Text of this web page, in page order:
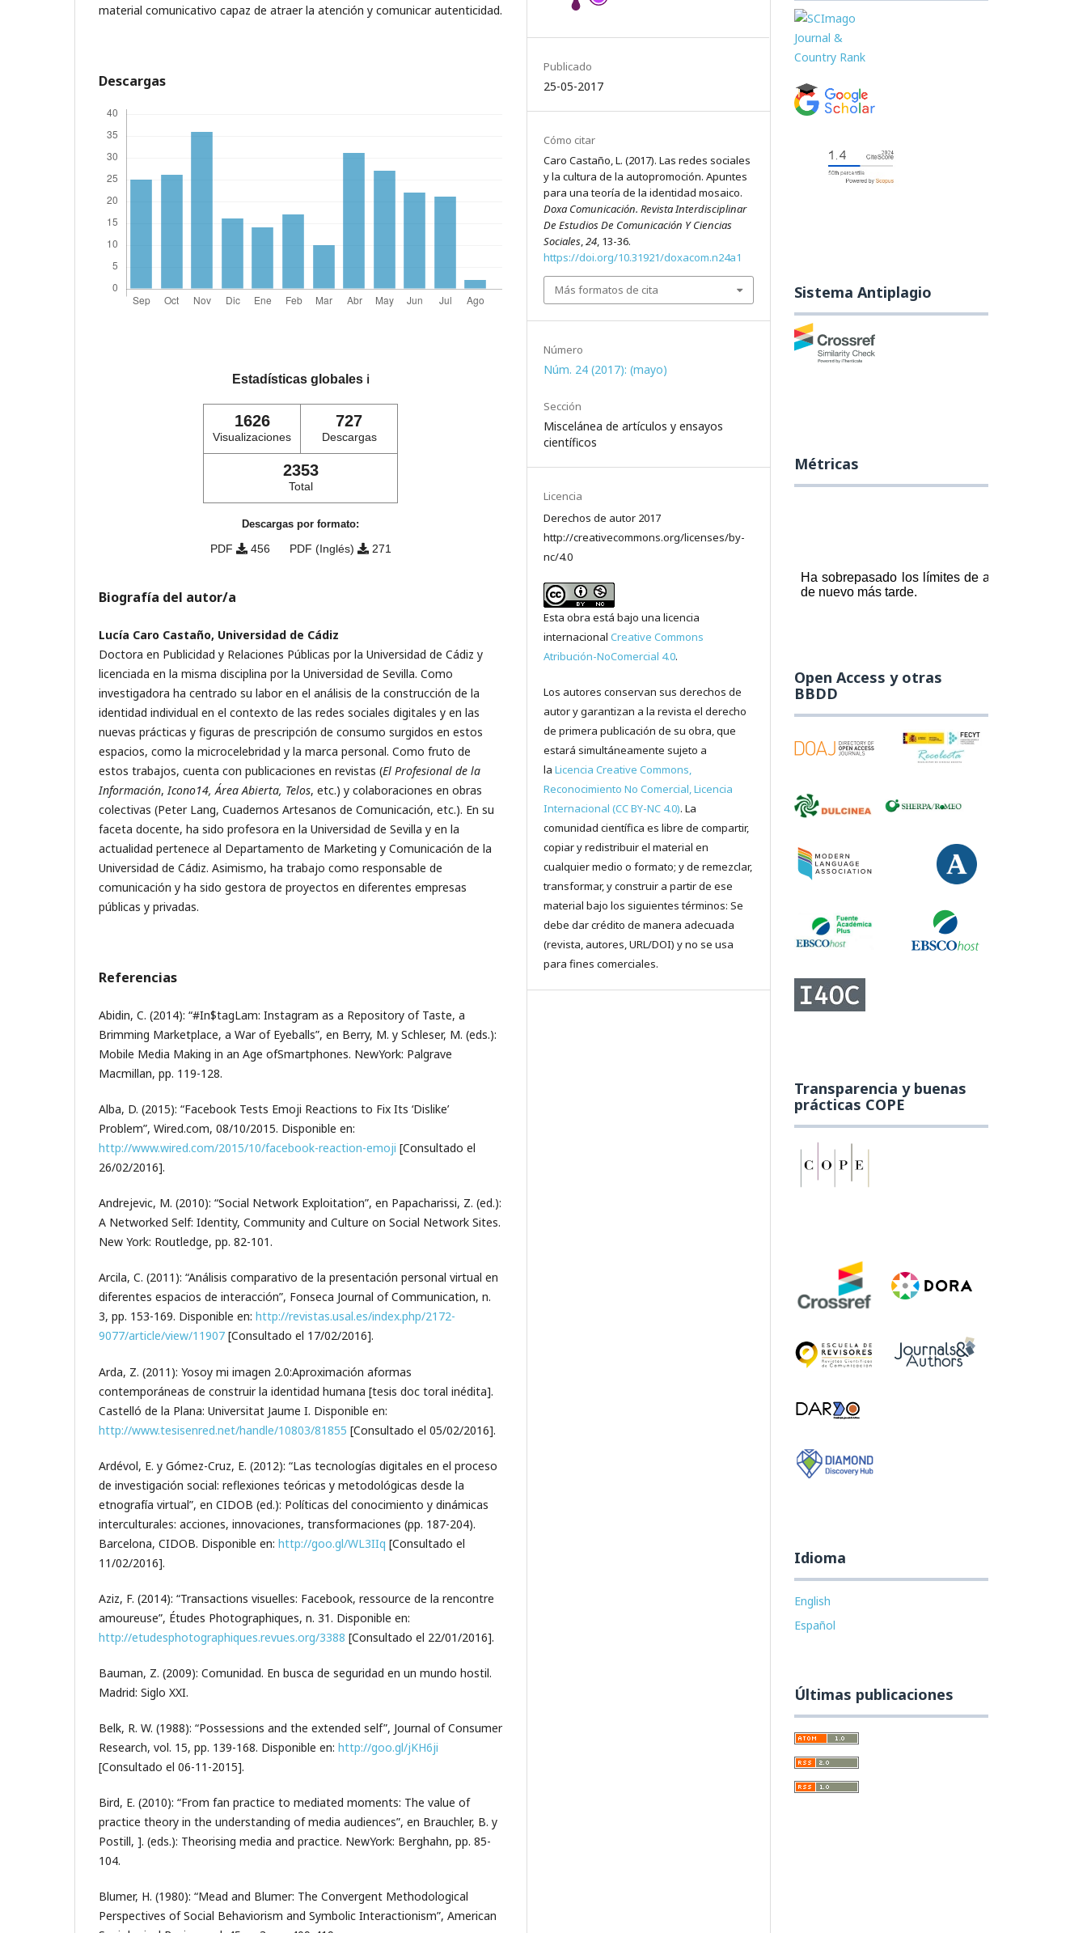
material comunicativo capaz de atraer la atención y comunicar autenticidad.
Descargas
Estadísticas globales ℹ️
1626
Visualizaciones
727
Descargas
2353
Total
Descargas por formato:
PDF 456 PDF (Inglés) 271
Biografía del autor/a
Lucía Caro Castaño, Universidad de Cádiz
Doctora en Publicidad y Relaciones Públicas por la Universidad de Cádiz y
licenciada en la misma disciplina por la Universidad de Sevilla. Como
investigadora ha centrado su labor en el análisis de la construcción de la
identidad individual en el contexto de las redes sociales digitales y en las
nuevas prácticas y figuras de prescripción de consumo surgidos en estos
espacios, como la microcelebridad y la marca personal. Como fruto de
estos trabajos, cuenta con publicaciones en revistas (El Profesional de la
Información,Icono14, Área Abierta, Telos, etc.) y colaboraciones en obras
colectivas (Peter Lang, Cuadernos Artesanos de Comunicación, etc.). En su
faceta docente, ha sido profesora en la Universidad de Sevilla y en la
actualidad pertenece al Departamento de Marketing y Comunicación de la
Universidad de Cádiz. Asimismo, ha trabajo como responsable de
comunicación y ha sido gestora de proyectos en diferentes empresas
públicas y privadas.
Referencias
Abidin, C. (2014): “#In$tagLam: Instagram as a Repository of Taste, a
Brimming Marketplace, a War of Eyeballs”, en Berry, M. y Schleser, M. (eds.):
Mobile Media Making in an Age ofSmartphones. NewYork: Palgrave
Macmillan, pp. 119-128.
Alba, D. (2015): “Facebook Tests Emoji Reactions to Fix Its ‘Dislike’
Problem”, Wired.com, 08/10/2015. Disponible en:
http://www.wired.com/2015/10/facebook-reaction-emoji [Consultado el
26/02/2016].
Andrejevic, M. (2010): “Social Network Exploitation”, en Papacharissi, Z. (ed.):
A Networked Self: Identity, Community and Culture on Social Network Sites.
New York: Routledge, pp. 82-101.
Arcila, C. (2011): “Análisis comparativo de la presentación personal virtual en
diferentes espacios de interacción”, Fonseca Journal of Communication, n.
3, pp. 153-169. Disponible en: http://revistas.usal.es/index.php/2172-
9077/article/view/11907 [Consultado el 17/02/2016].
Arda, Z. (2011): Yosoy mi imagen 2.0:Aproximación aformas
contemporáneas de construir la identidad humana [tesis doc­ toral inédita].
Castelló de la Plana: Universitat Jaume I. Disponible en:
http://www.tesisenred.net/handle/10803/81855 [Consultado el 05/02/2016].
Ardévol, E. y Gómez-Cruz, E. (2012): “Las tecnologías digitales en el proceso
de investigación social: reflexiones teóricas y metodológicas desde la
etnografía virtual”, en CIDOB (ed.): Políticas del conocimiento y dinámicas
interculturales: accio­nes, innovaciones, transformaciones (pp. 187-204).
Barcelona, CIDOB. Disponible en: http://goo.gl/WL3IIq [Consultado el
11/02/2016].
Aziz, F. (2014): “Transactions visuelles: Facebook, ressource de la rencontre
amoureuse”, Études Photographiques, n. 31. Disponible en:
http://etudesphotographiques.revues.org/3388 [Consultado el 22/01/2016].
Bauman, Z. (2009): Comunidad. En busca de seguridad en un mundo hostil.
Madrid: Siglo XXI.
Belk, R. W. (1988): “Possessions and the extended self”, Journal of Consumer
Research, vol. 15, pp. 139-168. Disponible en: http://goo.gl/jKH6ji
[Consultado el 06-11-2015].
Bird, E. (2010): “From fan practice to mediated moments: The value of
practice theory in the understanding of media au­diences”, en Brauchler, B. y
Postill, ]. (eds.): Theorising media and practice. NewYork: Berghahn, pp. 85-
104.
Blumer, H. (1980): “Mead and Blumer: The Convergent Methodological
Perspectives of Social Behaviorism and Symbolic Interactionism”, American
Publicado
25-05-2017
Número
Núm. 24 (2017): (mayo)
Sección
Miscelánea de artículos y ensayos
científicos
Licencia
Derechos de autor 2017
http://creativecommons.org/licenses/by-
nc/4.0
Esta obra está bajo una licencia
internacionalCreative Commons
Atribución-NoComercial 4.0.
Los autores conservan sus derechos de
autor y garantizan a la revista el derecho
de primera publicación de su obra, que
estará simultáneamente sujeto a
laLicencia Creative Commons,
Reconocimiento No Comercial, Licencia
Internacional (CC BY-NC 4.0). La
comunidad científica es libre de compartir,
copiar y redistribuir el material en
cualquier medio o formato; y de remezclar,
transformar, y construir a partir de ese
material bajo los siguientes términos: Se
debe dar crédito de manera adecuada
(revista, autores, URL/DOI) y no se usa
para fines comerciales.
Cómo citar
Caro Castaño, L. (2017). Las redes sociales
y la cultura de la autopromoción. Apuntes
para una teoría de la identidad mosaico.
Doxa Comunicación. Revista Interdisciplinar
De Estudios De Comunicación Y Ciencias
Sociales,24, 13-36.
https://doi.org/10.31921/doxacom.n24a1
Más formatos de cita Sistema Antiplagio
Métricas
Open Access y otras
BBDD
Transparencia y buenas
prácticas COPE
Idioma
English
Español
Últimas publicaciones